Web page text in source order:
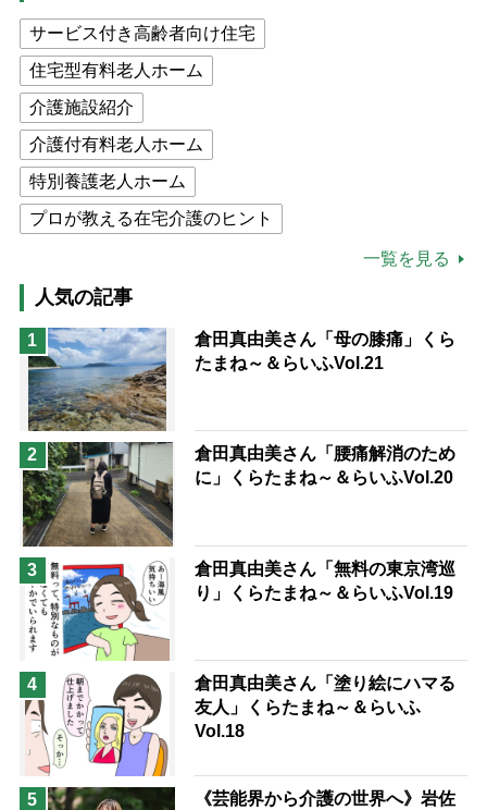
サービス付き高齢者向け住宅
住宅型有料老人ホーム
介護施設紹介
介護付有料老人ホーム
特別養護老人ホーム
プロが教える在宅介護のヒント
高木ブー
ケアマネジャー
猫が母になつきません
息子の遠距離介護サバイバル術
兄がボケました
予防法
一覧を見る
人気の記事
1
倉田真由美さん「母の膝痛」くら
たまね～＆らいふVol.21
2
倉田真由美さん「腰痛解消のため
に」くらたまね～＆らいふVol.20
3
倉田真由美さん「無料の東京湾巡
り」くらたまね～＆らいふVol.19
4
倉田真由美さん「塗り絵にハマる
友人」くらたまね～＆らいふ
Vol.18
5
《芸能界から介護の世界へ》岩佐